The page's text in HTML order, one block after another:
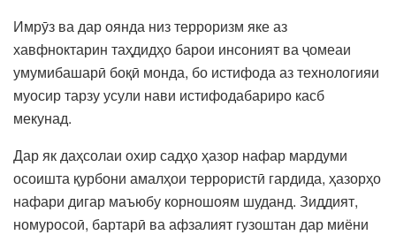
Имрӯз ва дар оянда низ терроризм яке аз
хавфноктарин таҳдидҳо барои инсоният ва ҷомеаи
умумибашарӣ боқӣ монда, бо истифода аз технологияи
муосир тарзу усули нави истифодабариро касб
мекунад.
Дар як даҳсолаи охир садҳо ҳазор нафар мардуми
осоишта қурбони амалҳои террористӣ гардида, ҳазорҳо
нафари дигар маъюбу корношоям шуданд. Зиддият,
номуросоӣ, бартарӣ ва афзалият гузоштан дар миёни